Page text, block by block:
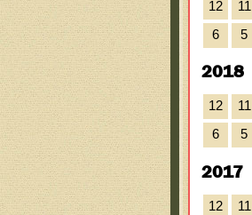
12 11
6
5
2018
12 11
6
5
2017
12 11